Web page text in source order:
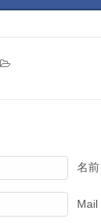
名前